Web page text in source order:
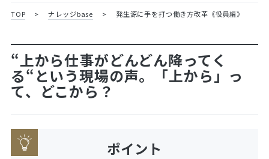
TOP > ナレッジbase > 発生源に手を打つ働き方改革《役員編》
“上から仕事がどんどん降ってく
る“という現場の声。「上から」っ
て、どこから？
ポイント